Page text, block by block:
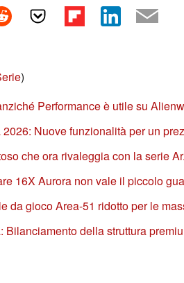
)
Performance è utile su
Nuove funzionalità per un
che ora rivaleggia con la serie
16X Aurora non vale il piccolo
da gioco Area-51 ridotto per le
della struttura